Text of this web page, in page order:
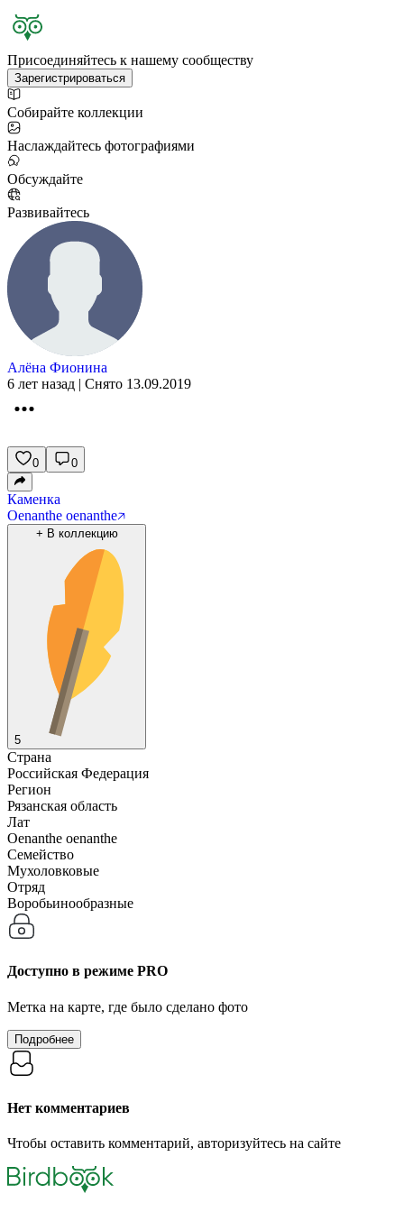
Присоединяйтесь к нашему сообществу
Зарегистрироваться
Собирайте коллекции
Наслаждайтесь фотографиями
Обсуждайте
Развивайтесь
Алёна Фионина
6 лет назад | Снято 13.09.2019
0 0
Каменка
Oenanthe oenanthe
+ В коллекцию
5
Страна
Российская Федерация
Регион
Рязанская область
Лат
Oenanthe oenanthe
Семейство
Мухоловковые
Отряд
Воробьинообразные
Доступно в режиме PRO
Метка на карте, где было сделано фото
Подробнее
Нет комментариев
Чтобы оставить комментарий, авторизуйтесь на сайте